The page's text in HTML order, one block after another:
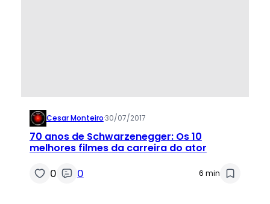
Cesar Monteiro·30/07/2017
70 anos de Schwarzenegger: Os 10
melhores filmes da carreira do ator
0 0 6 min